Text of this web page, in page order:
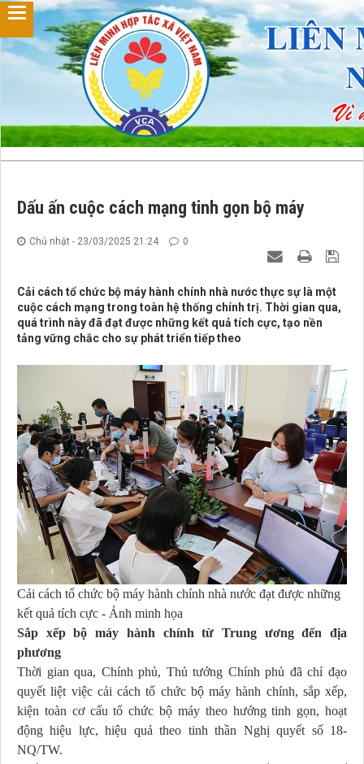
Dấu ấn cuộc cách mạng tinh gọn bộ máy
Chủ nhật - 23/03/2025 21:24 0
Cải cách tổ chức bộ máy hành chính nhà nước thực sự là một
cuộc cách mạng trong toàn hệ thống chính trị. Thời gian qua,
quá trình này đã đạt được những kết quả tích cực, tạo nền
tảng vững chắc cho sự phát triển tiếp theo
Cải cách tổ chức bộ máy hành chính nhà nước đạt được những
kết quả tích cực - Ảnh minh họa
Sắp xếp bộ máy hành chính từ Trung ương đến địa
phương
Thời gian qua, Chính phủ, Thủ tướng Chính phủ đã chỉ đạo
quyết liệt việc cải cách tổ chức bộ máy hành chính, sắp xếp,
kiện toàn cơ cấu tổ chức bộ máy theo hướng tinh gọn, hoạt
động hiệu lực, hiệu quả theo tinh thần Nghị quyết số 18-
NQ/TW.